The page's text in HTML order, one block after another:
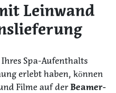
Leinwand
Spa-Aufenthalts
erlebt haben, können
Filme auf derBeamer-